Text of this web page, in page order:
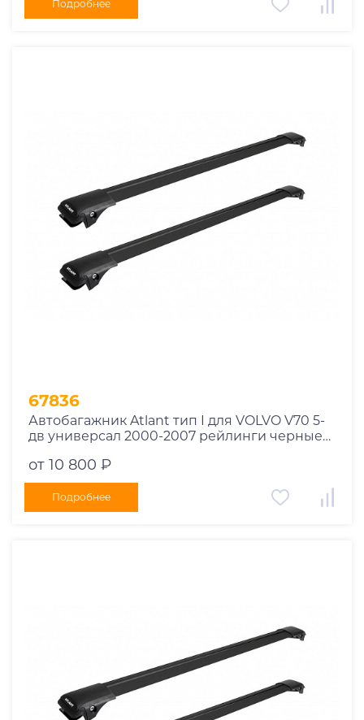
Подробнее
67836
Автобагажник Atlant тип I для VOLVO V70 5-
дв универсал 2000-2007 рейлинги черные
от 10 800 ₽
Подробнее